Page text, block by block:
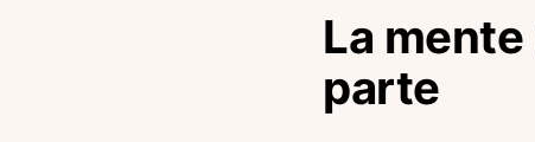
La
parte